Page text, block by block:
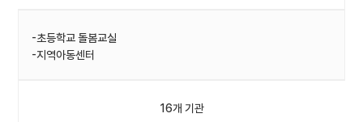
-초등학교 돌봄교실
-지역아동센터
16개 기관